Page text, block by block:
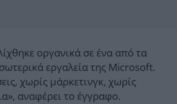
οργανικά σε ένα από τα
εργαλεία της Microsoft.
χωρίς μάρκετινγκ, χωρίς
αναφέρει το έγγραφο.